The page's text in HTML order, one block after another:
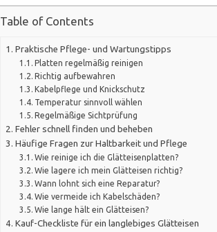
Table of Contents
Praktische Pflege- und Wartungstipps
Platten regelmäßig reinigen
Richtig aufbewahren
Kabelpflege und Knickschutz
Temperatur sinnvoll wählen
Regelmäßige Sichtprüfung
Fehler schnell finden und beheben
Häufige Fragen zur Haltbarkeit und Pflege
Wie reinige ich die Glätteisenplatten?
Wie lagere ich mein Glätteisen richtig?
Wann lohnt sich eine Reparatur?
Wie vermeide ich Kabelschäden?
Wie lange hält ein Glätteisen?
Kauf-Checkliste für ein langlebiges Glätteisen